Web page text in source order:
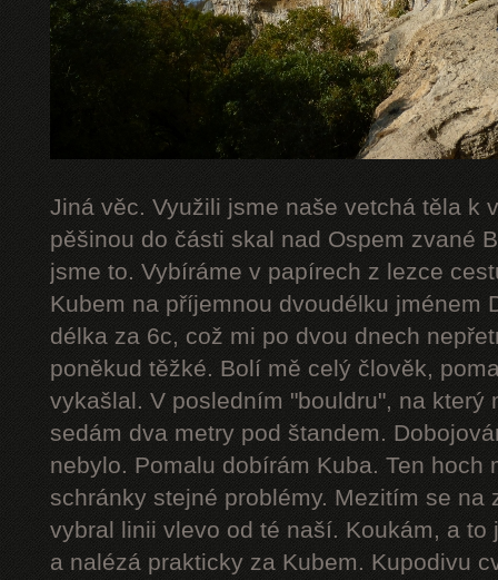
Jiná věc. Využili jsme naše vetchá těla k
pěšinou do části skal nad Ospem zvané
jsme to. Vybíráme v papírech z lezce
Kubem na příjemnou dvoudélku jménem
délka za 6c, což mi po dvou dnech
poněkud těžké. Bolí mě celý člověk,
vykašlal. V posledním "bouldru", na který
sedám dva metry pod štandem.
nebylo. Pomalu dobírám Kuba. Ten hoch
schránky stejné problémy. Mezitím se na
vybral linii vlevo od té naší. Koukám, a
a nalézá prakticky za Kubem. Kupodivu